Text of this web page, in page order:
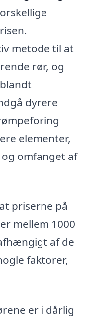
metode til at
rør, og
dyrere
elementer,
omfanget af
priserne på
mellem 1000
af de
faktorer,
er i dårlig